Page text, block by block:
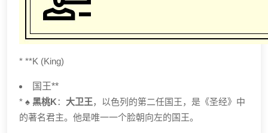
* **K (King)
国王**
* ♠️ 黑桃K： 大卫王，以色列的第二任国王，是《圣经》中
的著名君主。他是唯一一个脸朝向左的国王。